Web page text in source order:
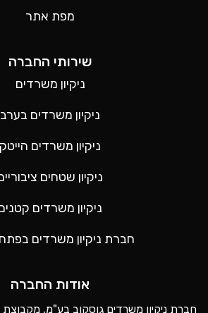
מפת אתר
שירותי החברה
ניקיון משרדים
ניקיון משרדים בערב
ניקיון משרדים הייטק
ניקיון שטחים
ניקיון משרדים
חברת ניקיון משרדים
אודות החברה
חברת ניקיון משרדים גוסקוב בע"מ, מקבוצת